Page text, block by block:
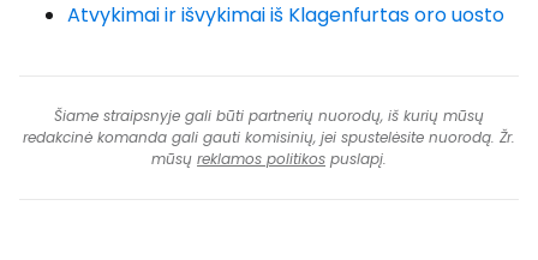
Atvykimai ir išvykimai iš Klagenfurtas oro uosto
Šiame straipsnyje gali būti partnerių nuorodų, iš kurių mūsų
redakcinė komanda gali gauti komisinių, jei spustelėsite nuorodą. Žr.
mūsų reklamos politikos puslapį.